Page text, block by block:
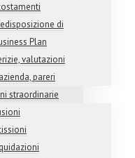
di
Plan
valutazioni
pareri
straordinarie